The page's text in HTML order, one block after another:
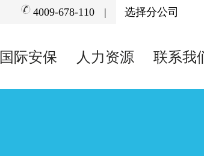
4009-678-110 |
国际安保 人力资源 联系我